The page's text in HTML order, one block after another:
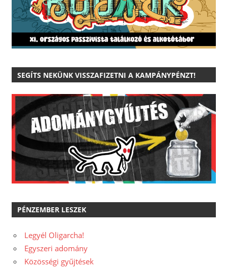
SEGÍTS NEKÜNK VISSZAFIZETNI A KAMPÁNYPÉNZT!
PÉNZEMBER LESZEK
Legyél Oligarcha!
Egyszeri adomány
Közösségi gyűjtések